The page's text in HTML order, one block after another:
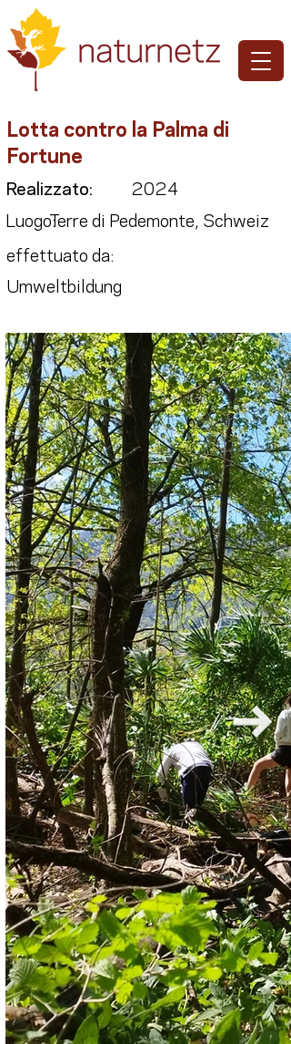
Lotta contro la Palma di
Fortune
Realizzato:
2024
Luogo:Terre di Pedemonte, Schweiz
effettuato da:
Umweltbildung